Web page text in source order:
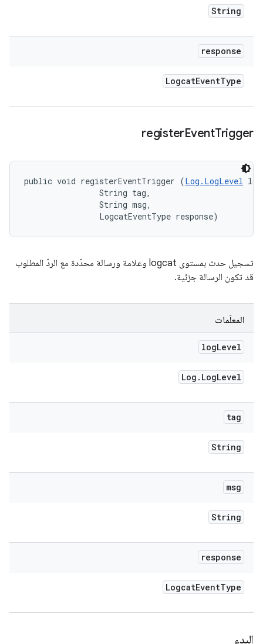
String
response
LogcatEventType
registerEventTrigger
public void registerEventTrigger (Log.LogLevel
                String tag,
                String msg,
                LogcatEventType response)
تسجيل حدث بمستوى logcat وعلامة ورسالة محدّدة مع الردّ المطلوب
قد تكون الرسالة جزئية.
المعلَمات
logLevel
Log . LogLevel
tag
String
msg
String
response
LogcatEventType
البدء